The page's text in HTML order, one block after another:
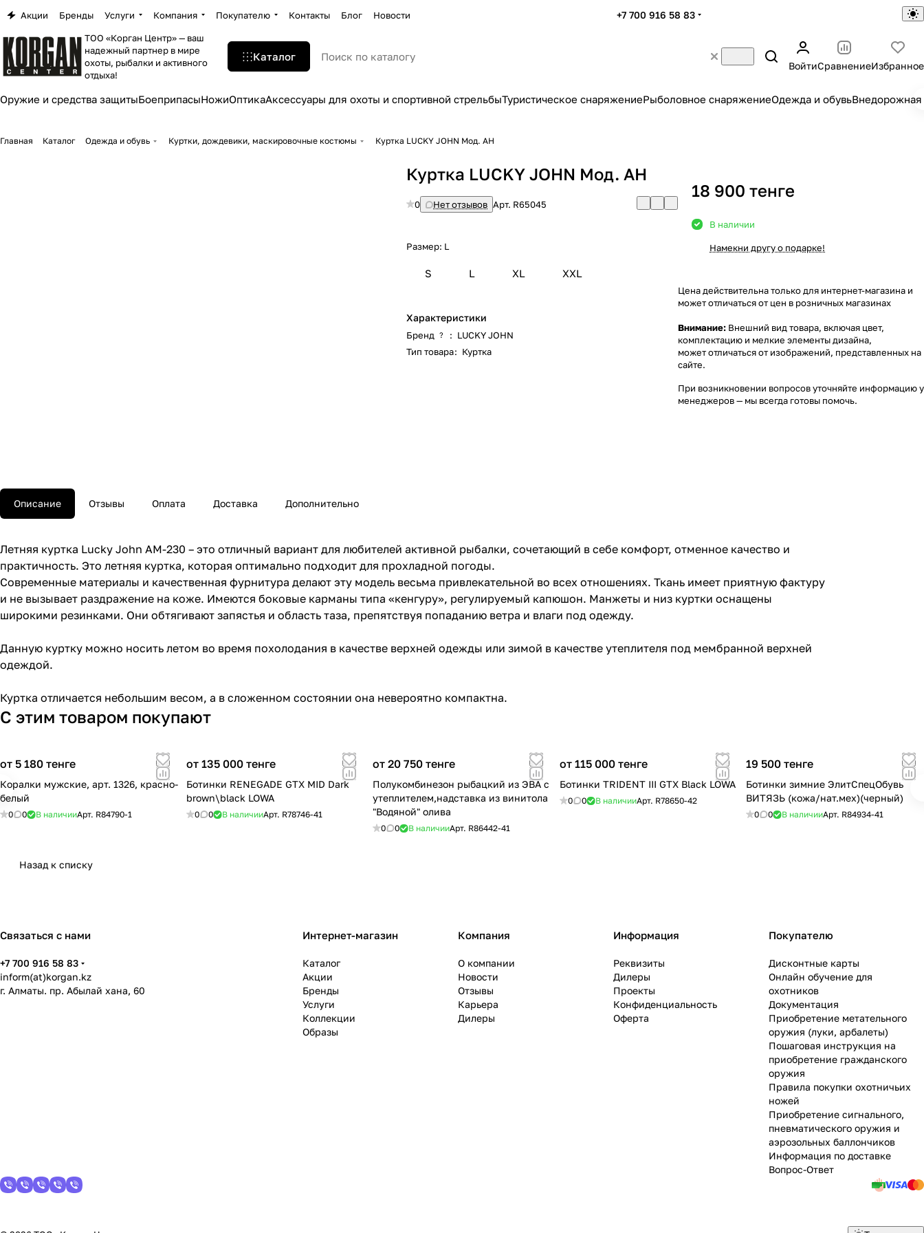
Акции Бренды Услуги Компания Покупателю Контакты Блог Новости +7 700 916 58 83
ТОО «Корган Центр» — ваш
надежный партнер в мире
охоты, рыбалки и активного
отдыха!
Каталог
ВойтиСравнениеИзбранное
Оружие и средства защитыБоеприпасыНожиОптикаАксессуары для охоты и спортивной стрельбыТуристическое снаряжениеРыболовное снаряжениеОдежда и обувьВнедорожная
Главная Каталог Одежда и обувь Куртки, дождевики, маскировочные костюмы Куртка LUCKY JOHN Мод. AH
Куртка LUCKY JOHN Мод. AH
0 Нет отзывов Арт. R65045
Размер: L
S L XL XXL
Характеристики
Бренд ? : LUCKY JOHN
Тип товара: Куртка
18 900 тенге
В наличии
Намекни другу о подарке!
Цена действительна только для интернет-магазина и
может отличаться от цен в розничных магазинах
Внимание: Внешний вид товара, включая цвет,
комплектацию и мелкие элементы дизайна,
может отличаться от изображений, представленных на
сайте.
При возникновении вопросов уточняйте информацию у
менеджеров— мы всегда готовы помочь.
Описание Отзывы Оплата Доставка Дополнительно
Летняя куртка Lucky John AM-230 – это отличный вариант для любителей активной рыбалки, сочетающий в себе комфорт, отменное качество и
практичность. Это летняя куртка, которая оптимально подходит для прохладной погоды.
Современные материалы и качественная фурнитура делают эту модель весьма привлекательной во всех отношениях. Ткань имеет приятную фактуру
и не вызывает раздражение на коже. Имеются боковые карманы типа «кенгуру», регулируемый капюшон. Манжеты и низ куртки оснащены
широкими резинками. Они обтягивают запястья и область таза, препятствуя попаданию ветра и влаги под одежду.
Данную куртку можно носить летом во время похолодания в качестве верхней одежды или зимой в качестве утеплителя под мембранной верхней
одеждой.
Куртка отличается небольшим весом, а в сложенном состоянии она невероятно компактна.
С этим товаром покупают
от 5 180 тенге
Коралки мужские, арт. 1326, красно-
белый
0 0 В наличииАрт. R84790-1
от 135 000 тенге
Ботинки RENEGADE GTX MID Dark
brown\black LOWA
0 0 В наличииАрт. R78746-41
от 20 750 тенге
Полукомбинезон рыбацкий из ЭВА с
утеплителем,надставка из винитола
"Водяной" олива
0 0 В наличииАрт. R86442-41
от 115 000 тенге
Ботинки TRIDENT III GTX Black LOWA
0 0 В наличииАрт. R78650-42
19 500 тенге
Ботинки зимние ЭлитСпецОбувь
ВИТЯЗЬ (кожа/нат.мех)(черный)
0 0 В наличииАрт. R84934-41
Назад к списку
Связаться с нами
+7 700 916 58 83
inform(at)korgan.kz
г. Алматы. пр. Абылай хана, 60
Интернет-магазин
Каталог
Акции
Бренды
Услуги
Коллекции
Образы
Компания
О компании
Новости
Отзывы
Карьера
Дилеры
Информация
Реквизиты
Дилеры
Проекты
Конфиденциальность
Оферта
Покупателю
Дисконтные карты
Онлайн обучение для
охотников
Документация
Приобретение метательного
оружия (луки, арбалеты)
Пошаговая инструкция на
приобретение гражданского
оружия
Правила покупки охотничьих
ножей
Приобретение сигнального,
пневматического оружия и
аэрозольных баллончиков
Информация по доставке
Вопрос-Ответ